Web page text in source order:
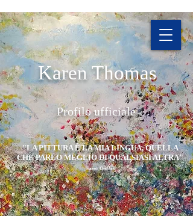
Karen Thomas
Profilo ufficiale
"LA PITTURA È LA MIA LINGUA, QUELLA
CHE PARLO MEGLIO DI QUALSIASI ALTRA"
Karen Thomas